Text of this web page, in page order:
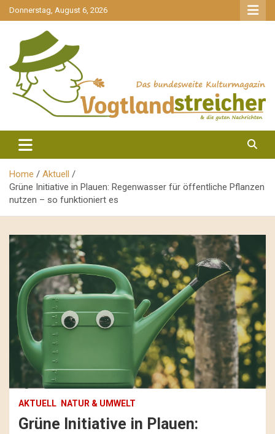
gehe
zum
Donnerstag, August 6, 2026
Vogtlandstreicher
Home
Aktuell
Grüne Initiative in Plauen: Regenwasser für öffentliche Pflanzen
nutzen – so funktioniert es
AKTUELL NATUR & UMWELT
Grüne Initiative in Plauen: